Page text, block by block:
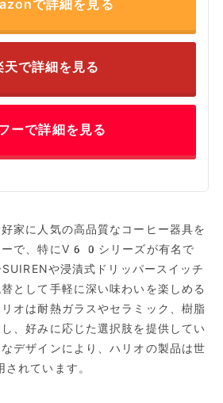
で詳細を見る
天で詳細を見る
ーで詳細を見る
家に人気の高品質なコーヒー器具を
ーで、特にV60シリーズが有名で
や浸漬式ドリッパースイッチ
として手軽に深い味わいを楽しめる
オは耐熱ガラスやセラミック、樹脂
、好みに応じた選択肢を提供してい
デザインにより、ハリオの製品は世
れています。